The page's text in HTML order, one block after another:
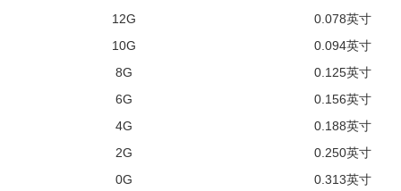
12G
0.078英寸
10G
0.094英寸
8G
0.125英寸
6G
0.156英寸
4G
0.188英寸
2G
0.250英寸
0G
0.313英寸